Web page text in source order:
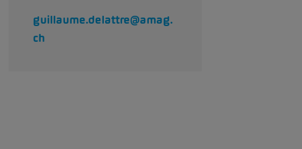
guillaume.delattre@amag.
ch